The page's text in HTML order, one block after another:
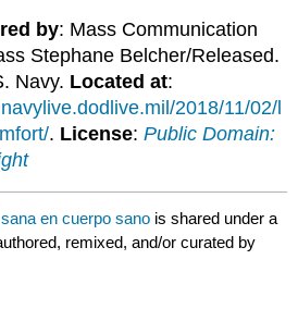
by: Mass Communication
Stephane Belcher/Released.
Navy. Located at:
2018/11/02/l
. License:Public Domain:
en cuerpo sano is shared under a
remixed, and/or curated by